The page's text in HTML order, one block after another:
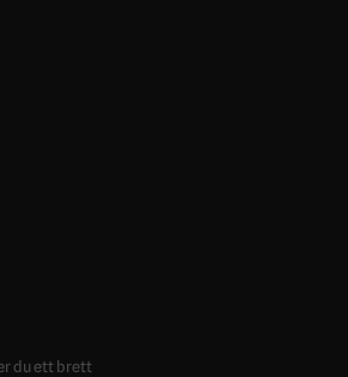
du ett brett